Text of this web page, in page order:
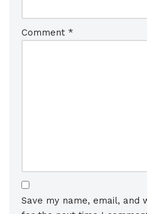
Comment *
Save my name, email, and